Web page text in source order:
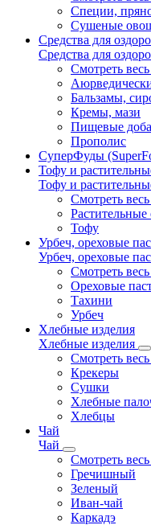
Специи,
Сушеные
Средства для
Средства для
Смотреть весь
Бальзамы,
Кремы, мази
Пищевые
Прополис
СуперФуды
Тофу и
Тофу и
Смотреть весь
Тофу
Урбеч, ореховые
Урбеч, ореховые
Смотреть весь
Ореховые
Тахини
Урбеч
Хлебные изделия
Хлебные изделия
Смотреть весь
Крекеры
Сушки
Хлебные
Хлебцы
Чай
Чай
Смотреть весь
Гречишный
Зеленый
Иван-чай
Каркадэ